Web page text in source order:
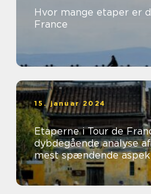
Hvor mange etaper er
France
15. januar 2024
Etaperne i Tour de
dybdegående analyse
mest spændende